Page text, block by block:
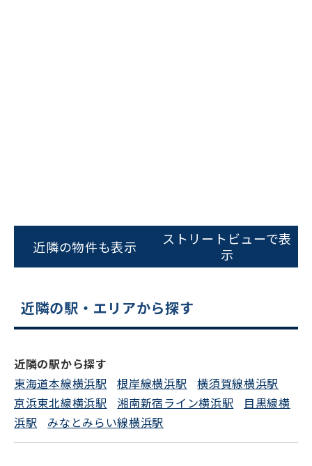
スムーズにご案内できます
0120-620-213
フォームでお問い合わせ
近隣の物件も表示
ストリートビューで表
示
近隣の駅・エリアから探す
近隣の駅から探す
東海道本線横浜駅
根岸線横浜駅
横須賀線横浜駅
京浜東北線横浜駅
湘南新宿ライン横浜駅
目黒線横
浜駅
みなとみらい線横浜駅